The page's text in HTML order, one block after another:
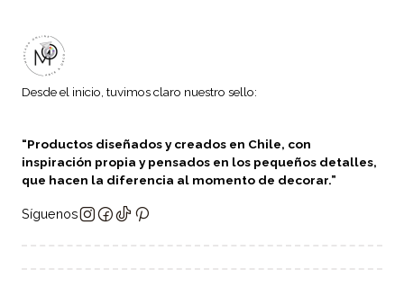
Desde el inicio, tuvimos claro nuestro sello:
“Productos diseñados y creados en Chile, con
inspiración propia y pensados en los pequeños detalles,
que hacen la diferencia al momento de decorar.”
Síguenos